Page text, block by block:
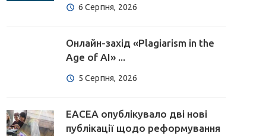
6 Серпня, 2026
Онлайн-захід «Plagiarism in the
Age of AI» ...
5 Серпня, 2026
EACEA опублікувало дві нові
публікації щодо реформування